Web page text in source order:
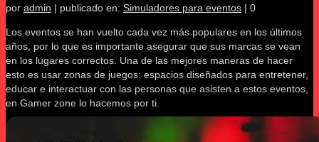
por admin | publicado en: Simuladores para eventos | 0
Los eventos se han vuelto cada vez más populares en los últimos
años, por lo que es importante asegurar que sus marcas se vean
en los lugares correctos. Una de las mejores maneras de hacer
esto es usar zonas de juegos: espacios diseñados para entretener,
educar e interactuar con las personas que asisten a estos eventos,
en Gamer zone lo hacemos por ti.